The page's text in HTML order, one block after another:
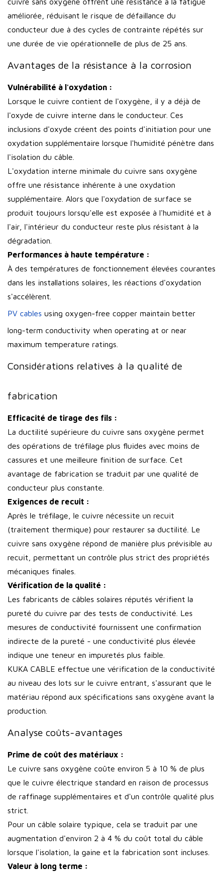
améliorée, réduisant le risque de défaillance du
conducteur due à des cycles de contrainte répétés sur
une durée de vie opérationnelle de plus de 25 ans.
Avantages de la résistance à la corrosion
Vulnérabilité à l'oxydation :
Lorsque le cuivre contient de l'oxygène, il y a déjà de
l'oxyde de cuivre interne dans le conducteur. Ces
inclusions d'oxyde créent des points d'initiation pour une
oxydation supplémentaire lorsque l'humidité pénètre dans
l'isolation du câble.
L'oxydation interne minimale du cuivre sans oxygène
offre une résistance inhérente à une oxydation
supplémentaire. Alors que l'oxydation de surface se
produit toujours lorsqu'elle est exposée à l'humidité et à
l'air, l'intérieur du conducteur reste plus résistant à la
dégradation.
Performances à haute température :
À des températures de fonctionnement élevées courantes
dans les installations solaires, les réactions d'oxydation
s'accélèrent.
PV cables using oxygen-free copper maintain better
long-term conductivity when operating at or near
maximum temperature ratings.
Considérations relatives à la qualité de
fabrication
Efficacité de tirage des fils :
La ductilité supérieure du cuivre sans oxygène permet
des opérations de tréfilage plus fluides avec moins de
cassures et une meilleure finition de surface. Cet
avantage de fabrication se traduit par une qualité de
conducteur plus constante.
Exigences de recuit :
Après le tréfilage, le cuivre nécessite un recuit
(traitement thermique) pour restaurer sa ductilité. Le
cuivre sans oxygène répond de manière plus prévisible au
recuit, permettant un contrôle plus strict des propriétés
mécaniques finales.
Vérification de la qualité :
Les fabricants de câbles solaires réputés vérifient la
pureté du cuivre par des tests de conductivité. Les
mesures de conductivité fournissent une confirmation
indirecte de la pureté - une conductivité plus élevée
indique une teneur en impuretés plus faible.
KUKA CABLE effectue une vérification de la conductivité
au niveau des lots sur le cuivre entrant, s'assurant que le
matériau répond aux spécifications sans oxygène avant la
production.
Analyse coûts-avantages
Prime de coût des matériaux :
Le cuivre sans oxygène coûte environ 5 à 10 % de plus
que le cuivre électrique standard en raison de processus
de raffinage supplémentaires et d'un contrôle qualité plus
strict.
Pour un câble solaire typique, cela se traduit par une
augmentation d'environ 2 à 4 % du coût total du câble
lorsque l'isolation, la gaine et la fabrication sont incluses.
Valeur à long terme :